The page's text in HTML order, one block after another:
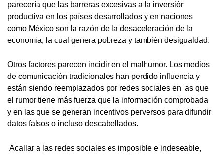
parecería que las barreras excesivas a la inversión
productiva en los países desarrollados y en naciones
como México son la razón de la desaceleración de la
economía, la cual genera pobreza y también desigualdad.
Otros factores parecen incidir en el malhumor. Los medios
de comunicación tradicionales han perdido influencia y
están siendo reemplazados por redes sociales en las que
el rumor tiene más fuerza que la información comprobada
y en las que se generan incentivos perversos para difundir
datos falsos o incluso descabellados.
Acallar a las redes sociales es imposible e indeseable,